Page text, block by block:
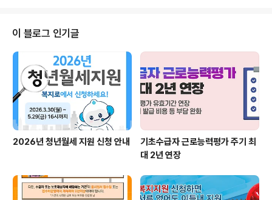
따른 복지사업과 중복되는 지원은 제한됩니다. 이번 개정
안에 대해 의견이 있는 개인 또는 단체는 오는 11일까지 보
건복지부로 의견서를 제출하시면 됩니다. 자세한 소식을
더 알아볼까요? ☞(클릭) ▼ 또 다른 복지로를 소개합니다
이 블로그 인기글
2026년 청년월세 지원 신청 안내
기초수급자 근로능력평가 주기 최
대 2년 연장